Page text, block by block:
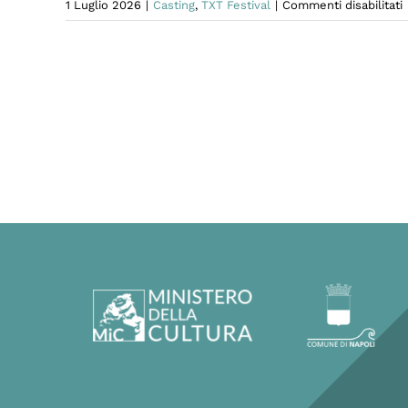
1 Luglio 2026 | Casting, TXT Festival | Commenti disabilitatisu